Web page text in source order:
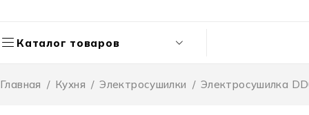
Каталог товаров
Главная / Кухня / Электросушилки / Электросушилка